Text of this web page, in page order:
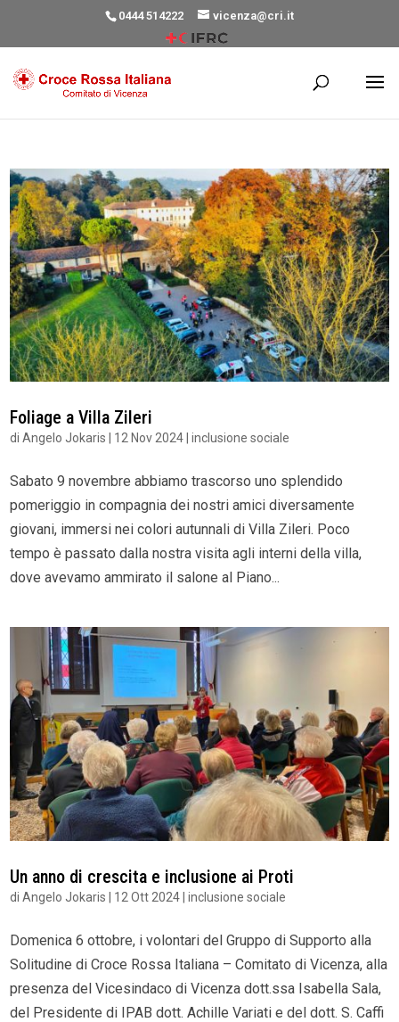
0444 514222 vicenza@cri.it
Foliage a Villa Zileri
diAngelo Jokaris 12 Nov 2024 |inclusione sociale
Sabato 9 novembre abbiamo trascorso uno splendido
pomeriggio in compagnia dei nostri amici diversamente
giovani, immersi nei colori autunnali di Villa Zileri. Poco
tempo è passato dalla nostra visita agli interni della villa,
dove avevamo ammirato il salone al Piano...
Un anno di crescita e inclusione ai Proti
diAngelo Jokaris 12 Ott 2024 |inclusione sociale
Domenica 6 ottobre, i volontari del Gruppo di Supporto alla
Solitudine di Croce Rossa Italiana – Comitato di Vicenza, alla
presenza del Vicesindaco di Vicenza dott.ssa Isabella Sala,
del Presidente di IPAB dott. Achille Variati e del dott. S. Caffi